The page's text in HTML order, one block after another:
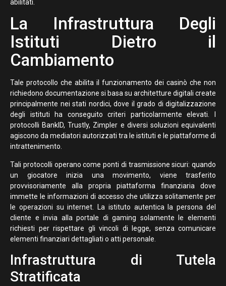
abilitati.
La Infrastruttura Degli
Istituti Dietro il
Cambiamento
Tale protocollo che abilita il funzionamento dei casinò che non
richiedono documentazione si basa su architetture digitali create
principalmente nei stati nordici, dove il grado di digitalizzazione
degli istituti ha conseguito criteri particolarmente elevati. I
protocolli BankID, Trustly, Zimpler e diversi soluzioni equivalenti
agiscono da mediatori autorizzati tra le istituti e le piattaforme di
intrattenimento.
Tali protocolli operano come ponti di trasmissione sicuri: quando
un giocatore inizia una movimento, viene trasferito
provvisoriamente alla propria piattaforma finanziaria dove
immette le informazioni di accesso che utilizza solitamente per
le operazioni su internet. La istituto autentica la persona del
cliente e invia alla portale di gaming solamente le elementi
richiesti per rispettare gli vincoli di legge, senza comunicare
elementi finanziari dettagliati o atti personale.
Infrastruttura di Tutela
Stratificata